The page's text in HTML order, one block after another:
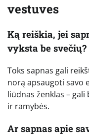
vestuves
Ką reiškia, jei
vyksta be svečių?
Toks sapnas gali
norą apsaugoti savo
liūdnas ženklas –
ir ramybės.
Ar sapnas apie